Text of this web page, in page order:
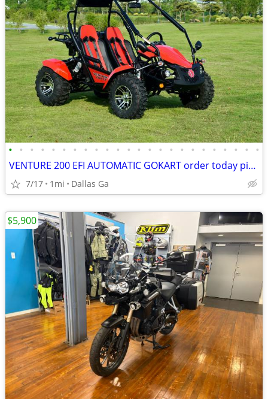
• • • • • • • • • • • • • • • • • • • • • • • •
VENTURE 200 EFI AUTOMATIC GOKART order today pick up same day
7/17 1mi Dallas Ga
$5,900